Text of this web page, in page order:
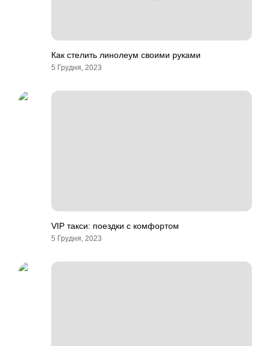
Как стелить линолеум своими руками
5 Грудня, 2023
VIP такси: поездки с комфортом
5 Грудня, 2023